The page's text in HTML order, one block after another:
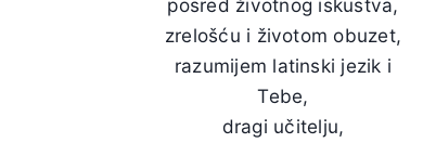
posred životnog iskustva,
zrelošću i životom obuzet,
razumijem latinski jezik i
Tebe,
dragi učitelju,